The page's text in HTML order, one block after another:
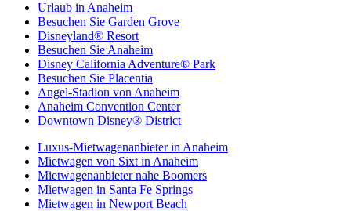
Urlaub in Anaheim
Besuchen Sie Garden Grove
Disneyland® Resort
Besuchen Sie Anaheim
Disney California Adventure® Park
Besuchen Sie Placentia
Angel-Stadion von Anaheim
Anaheim Convention Center
Downtown Disney® District
Luxus-Mietwagenanbieter in Anaheim
Mietwagen von Sixt in Anaheim
Mietwagenanbieter nahe Boomers
Mietwagen in Santa Fe Springs
Mietwagen in Newport Beach